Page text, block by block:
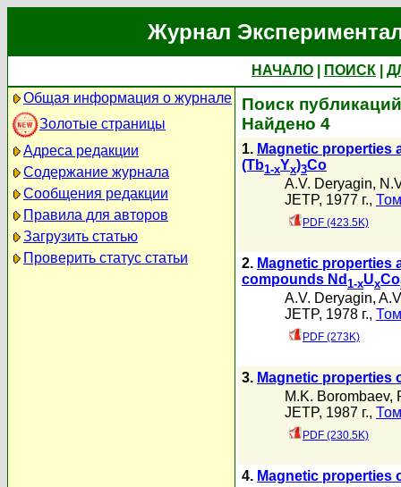
Журнал
НАЧАЛО ПОИСК
Общая информация о журнале
Золотые страницы
Адреса редакции
Содержание журнала
Сообщения редакции
Правила для авторов
Загрузить статью
Проверить статус статьи
Поиск
Найдено 4
1. Magnetic properties
(Tb1-xYx)3Co
A.V. Deryagin,
JETP, 1977 г.,
PDF (423.5K)
2. Magnetic properties
compounds Nd 1-xUxCo
A.V. Deryagin,
JETP, 1978 г.,
PDF (273K)
3. Magnetic properties
M.K. Borombaev,
JETP, 1987 г.,
PDF (230.5K)
4. Magnetic properties